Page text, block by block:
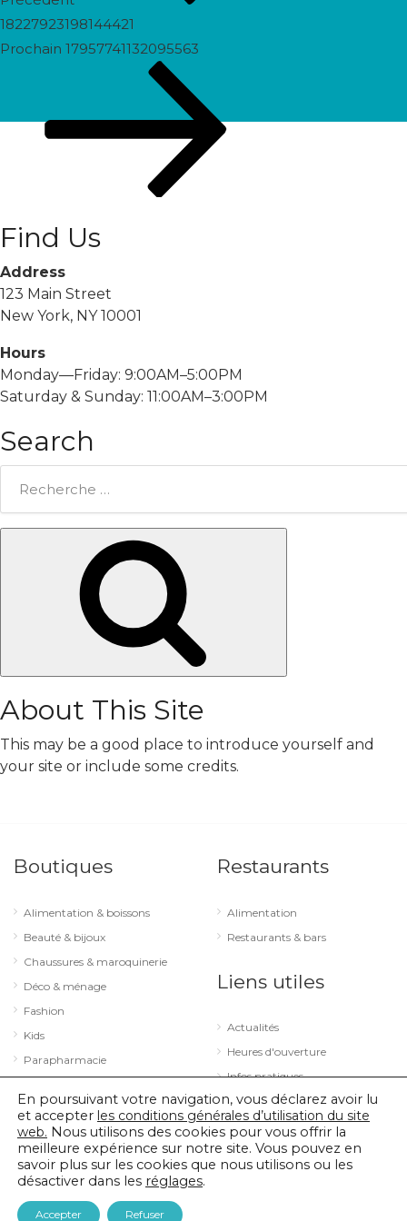
18227923198144421
Prochain
Prochain 17957741132095563
Find Us
Address
123 Main Street
New York, NY 10001
Hours
Monday—Friday: 9:00AM–5:00PM
Saturday & Sunday: 11:00AM–3:00PM
Search
About This Site
This may be a good place to introduce yourself and
your site or include some credits.
Boutiques
Alimentation & boissons
Beauté & bijoux
Chaussures & maroquinerie
Déco & ménage
Fashion
Kids
Parapharmacie
Sport & loisirs
Technologie & optique
Restaurants
Alimentation
Restaurants & bars
Liens utiles
Actualités
Heures d'ouverture
Infos pratiques
© 2026 City Concorde |Mentions légales
En poursuivant votre navigation, vous déclarez avoir lu
et accepter les conditions générales d’utilisation du site
web. Nous utilisons des cookies pour vous offrir la
meilleure expérience sur notre site. Vous pouvez en
savoir plus sur les cookies que nous utilisons ou les
désactiver dans les réglages.
Accepter Refuser